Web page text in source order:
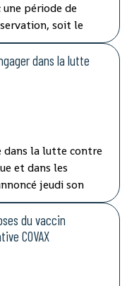
période de
soit le
virus, a indiqué
chargé des
l'Agence nationale
dans la lutte
dans la lutte contre
et dans les
jeudi son
de la session
par
a insisté sur
qui doivent
du vaccin
COVAX